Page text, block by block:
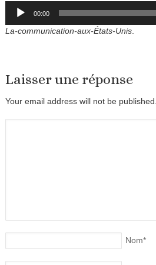
Lecteur
audio
00:00
La-communication-aux-États-Unis
Laisser une réponse
Your email address will not be
Nom*